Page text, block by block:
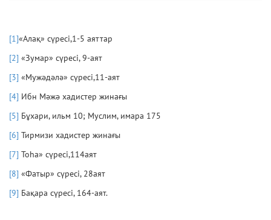
[1]«Алақ» сүресі,1-5 аяттар
[2] «Зумар» сүресі, 9-аят
[3] «Мужәдәлә» сүресі,11-аят
[4] Ибн Мәжә хадистер жинағы
[5] Бұхари, ильм 10; Муслим, имара 175
[6] Тирмизи хадистер жинағы
[7] Тоһа» сүресі,114аят
[8] «Фатыр» сүресі, 28аят
[9] Бақара сүресі, 164-аят.